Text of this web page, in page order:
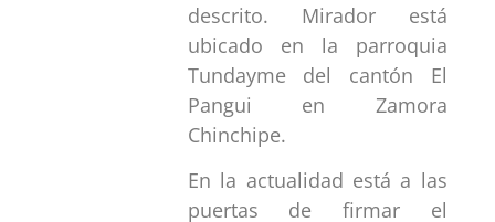
descrito. Mirador está
ubicado en la parroquia
Tundayme del cantón El
Pangui en Zamora
Chinchipe.
En la actualidad está a las
puertas de firmar el